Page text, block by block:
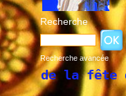
Recherche
Recherche avancée
fête de Saint